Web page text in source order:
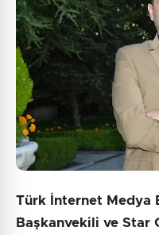
Türk İnternet Medya
Başkanvekili ve Star